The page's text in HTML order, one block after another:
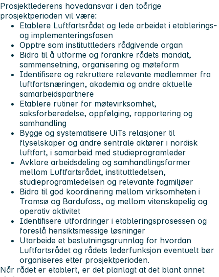
Prosjektlederens hovedansvar i den toårige
prosjektperioden vil være:
Etablere Luftfartsrådet og lede arbeidet i etablerings-
og implementeringsfasen
Opptre som instituttleders rådgivende organ
Bidra til å utforme og forankre rådets mandat,
sammensetning, organisering og møteform
Identifisere og rekruttere relevante medlemmer fra
luftfartsnæringen, akademia og andre aktuelle
samarbeidspartnere
Etablere rutiner for møtevirksomhet,
saksforberedelse, oppfølging, rapportering og
samhandling
Bygge og systematisere UiTs relasjoner til
flyselskaper og andre sentrale aktører i nordisk
luftfart, i samarbeid med studieprogramleder
Avklare arbeidsdeling og samhandlingsformer
mellom Luftfartsrådet, instituttledelsen,
studieprogramledelsen og relevante fagmiljøer
Bidra til god koordinering mellom virksomheten i
Tromsø og Bardufoss, og mellom vitenskapelig og
operativ aktivitet
Identifisere utfordringer i etableringsprosessen og
foreslå hensiktsmessige løsninger
Utarbeide et beslutningsgrunnlag for hvordan
Luftfartsrådet og rådets lederfunksjon eventuelt bør
organiseres etter prosjektperioden.
Når rådet er etablert, er det planlagt at det blant annet